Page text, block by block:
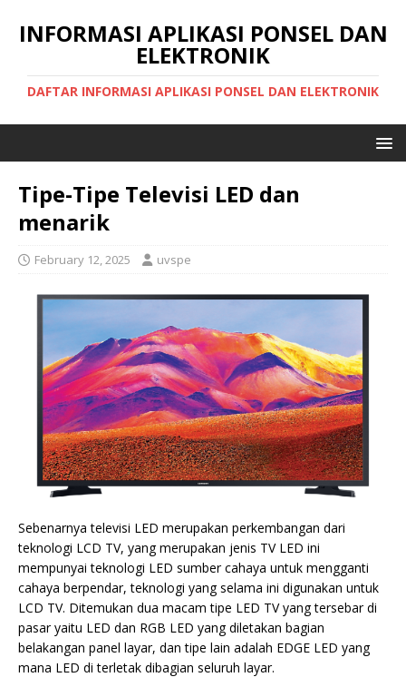
INFORMASI APLIKASI PONSEL DAN
ELEKTRONIK
DAFTAR INFORMASI APLIKASI PONSEL DAN ELEKTRONIK
Tipe-Tipe Televisi LED dan
menarik
February 12, 2025 uvspe
Sebenarnya televisi LED merupakan perkembangan dari
teknologi LCD TV, yang merupakan jenis TV LED ini
mempunyai teknologi LED sumber cahaya untuk mengganti
cahaya berpendar, teknologi yang selama ini digunakan untuk
LCD TV. Ditemukan dua macam tipe LED TV yang tersebar di
pasar yaitu LED dan RGB LED yang diletakan bagian
belakangan panel layar, dan tipe lain adalah EDGE LED yang
mana LED di terletak dibagian seluruh layar.